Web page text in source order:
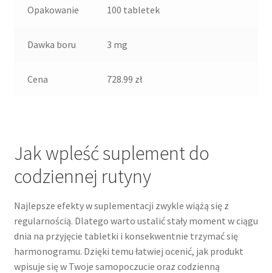
Opakowanie 100 tabletek
Dawka boru 3 mg
Cena 728.99 zł
Jak wpleść suplement do
codziennej rutyny
Najlepsze efekty w suplementacji zwykle wiążą się z
regularnością. Dlatego warto ustalić stały moment w ciągu
dnia na przyjęcie tabletki i konsekwentnie trzymać się
harmonogramu. Dzięki temu łatwiej ocenić, jak produkt
wpisuje się w Twoje samopoczucie oraz codzienną